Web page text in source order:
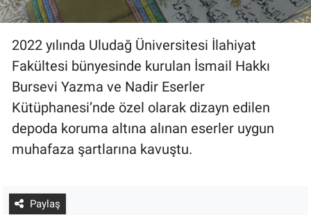
2022 yılında Uludağ Üniversitesi İlahiyat
Fakültesi bünyesinde kurulan İsmail Hakkı
Bursevi Yazma ve Nadir Eserler
Kütüphanesi’nde özel olarak dizayn edilen
depoda koruma altına alınan eserler uygun
muhafaza şartlarına kavuştu.
Paylaş